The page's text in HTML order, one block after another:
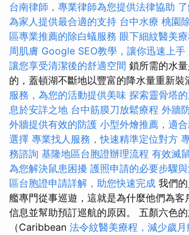
台南律師，專業律師為您提供法律協助
為家人提供最合適的支持 台中水療 桃園
區專業推薦的除白蟻服務 眼下細紋醫美
周肌膚 Google SEO教學，讓你迅速上手
讓您享受清潔後的舒適空間 鎖所需的水
的，蓋頓湖不斷地以豐富的降水量重新裝
服務，為您的活動提供美味 探索靈骨塔
息於安詳之地 台中筋膜刀放鬆療程 外牆
外牆提供有效的防護 小型外燴推薦，適
選擇 專業找人服務，快速精準定位對方
務諮詢 基隆地區台胞證辦理流程 有效滅
為您解決鼠患困擾 護照申請的必要步驟
區台胞證申請詳解，助您快速完成 我們
艦專門從事巡遊，這就是為什麼他們為客
信息並幫助預訂巡航的原因。 五顏六色
（Caribbean 法令紋醫美療程，減少歲月